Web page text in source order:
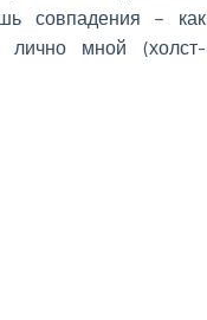
совпадения – как
лично мной (холст-